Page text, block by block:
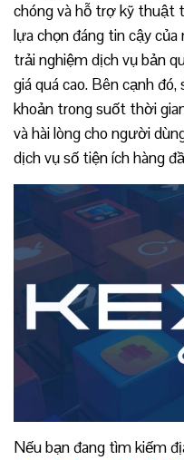
chóng và hỗ trợ kỹ thuật
lựa chọn đáng tin cậy của
trải nghiệm dịch vụ bản
giá quá cao. Bên cạnh
khoản trong suốt thời
và hài lòng cho người
dịch vụ số tiện ích hàng
Nếu bạn đang tìm kiếm